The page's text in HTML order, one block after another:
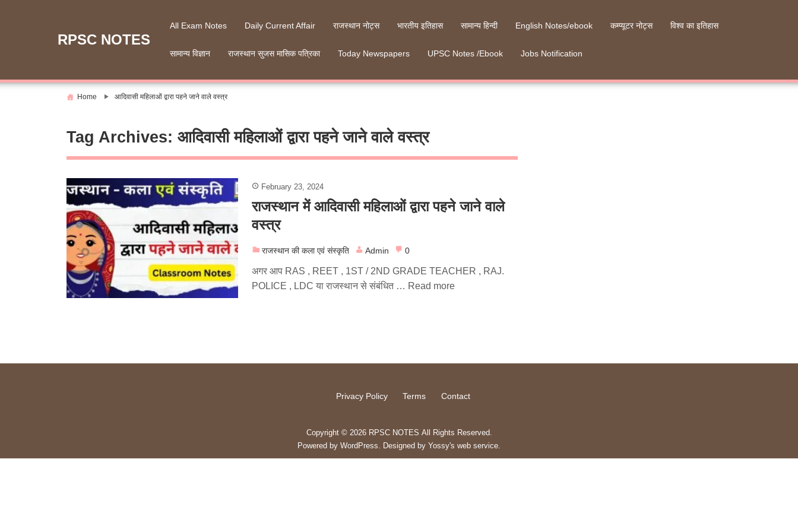
RPSC NOTES
All Exam Notes Daily Current Affair राजस्थान नोट्स भारतीय इतिहास सामान्य हिन्दी English Notes/ebook कम्प्यूटर नोट्स विश्व का इतिहास
सामान्य विज्ञान राजस्थान सुजस मासिक पत्रिका Today Newspapers UPSC Notes /Ebook Jobs Notification
Home आदिवासी महिलाओं द्वारा पहने जाने वाले वस्त्र
Tag Archives: आदिवासी महिलाओं द्वारा पहने जाने वाले वस्त्र
February 23, 2024
राजस्थान में आदिवासी महिलाओं द्वारा पहने जाने वाले
वस्त्र
राजस्थान की कला एवं संस्कृति Admin 0
अगर आप RAS , REET , 1ST / 2ND GRADE TEACHER , RAJ.
POLICE , LDC या राजस्थान से संबंधित … Read more
Privacy Policy Terms Contact
Copyright © 2026 RPSC NOTES All Rights Reserved.
Powered by WordPress . Designed by Yossy's web service